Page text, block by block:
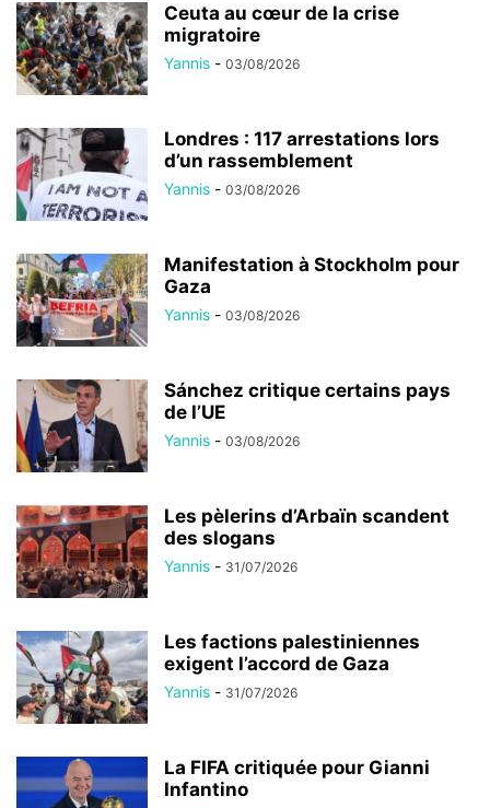
Ceuta au cœur de la crise
migratoire
Yannis - 03/08/2026
Londres : 117 arrestations lors
d’un rassemblement
Yannis - 03/08/2026
Manifestation à Stockholm pour
Gaza
Yannis - 03/08/2026
Sánchez critique certains pays
de l’UE
Yannis - 03/08/2026
Les pèlerins d’Arbaïn scandent
des slogans
Yannis - 31/07/2026
Les factions palestiniennes
exigent l’accord de Gaza
Yannis - 31/07/2026
La FIFA critiquée pour Gianni
Infantino